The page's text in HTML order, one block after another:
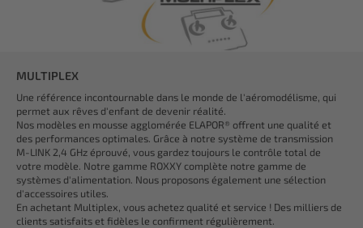
MULTIPLEX
Une référence incontournable dans le monde de l'aéromodélisme, qui
permet aux rêves d'enfant de devenir réalité.
Nos modèles en mousse agglomérée ELAPOR® offrent une qualité et
des performances optimales. Grâce à notre système de transmission
M-LINK 2,4 GHz éprouvé, vous gardez toujours le contrôle total de
votre modèle. Notre gamme ROXXY complète notre gamme de
systèmes d'alimentation. Nous proposons également une sélection
d'accessoires utiles.
En achetant Multiplex, vous achetez qualité et service ! Des milliers de
clients satisfaits et fidèles le confirment régulièrement.